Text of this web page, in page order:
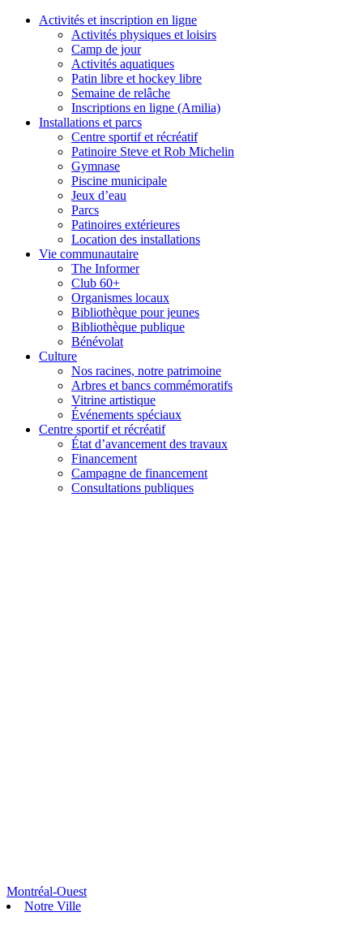
Activités et inscription en ligne
Activités physiques et loisirs
Camp de jour
Activités aquatiques
Patin libre et hockey libre
Semaine de relâche
Inscriptions en ligne (Amilia)
Installations et parcs
Centre sportif et récréatif
Patinoire Steve et Rob Michelin
Gymnase
Piscine municipale
Jeux d’eau
Parcs
Patinoires extérieures
Location des installations
Vie communautaire
The Informer
Club 60+
Organismes locaux
Bibliothèque pour jeunes
Bibliothèque publique
Bénévolat
Culture
Nos racines, notre patrimoine
Arbres et bancs commémoratifs
Vitrine artistique
Événements spéciaux
Centre sportif et récréatif
État d’avancement des travaux
Financement
Campagne de financement
Consultations publiques
Montréal-Ouest
Notre Ville